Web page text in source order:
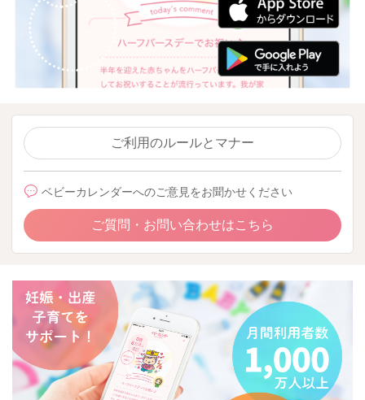
ご利用のルールとマナー
ベビーカレンダーへのご意見をお聞かせください
ご質問・お問い合わせはこちら